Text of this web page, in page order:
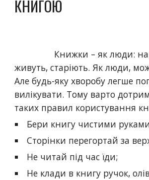
КНИГОЮ
Книжки – як люди:
живуть, старіють. Як люди,
Але будь-яку хворобу легше
вилікувати. Тому варто
таких правил користування
Бери книгу чистими
Сторінки перегортай за
Не читай під час їди;
Не клади в книгу ручок,